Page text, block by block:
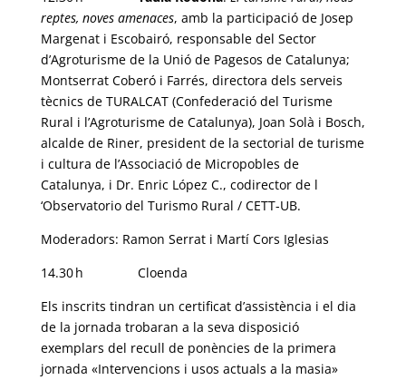
reptes, noves amenaces, amb la participació de Josep
Margenat i Escobairó, responsable del Sector
d’Agroturisme de la Unió de Pagesos de Catalunya;
Montserrat Coberó i Farrés, directora dels serveis
tècnics de TURALCAT (Confederació del Turisme
Rural i l’Agroturisme de Catalunya), Joan Solà i Bosch,
alcalde de Riner, president de la sectorial de turisme
i cultura de l’Associació de Micropobles de
Catalunya, i Dr. Enric López C., codirector de l
‘Observatorio del Turismo Rural / CETT-UB.
Moderadors: Ramon Serrat i Martí Cors Iglesias
14.30 h Cloenda
Els inscrits tindran un certificat d’assistència i el dia
de la jornada trobaran a la seva disposició
exemplars del recull de ponències de la primera
jornada «Intervencions i usos actuals a la masia»